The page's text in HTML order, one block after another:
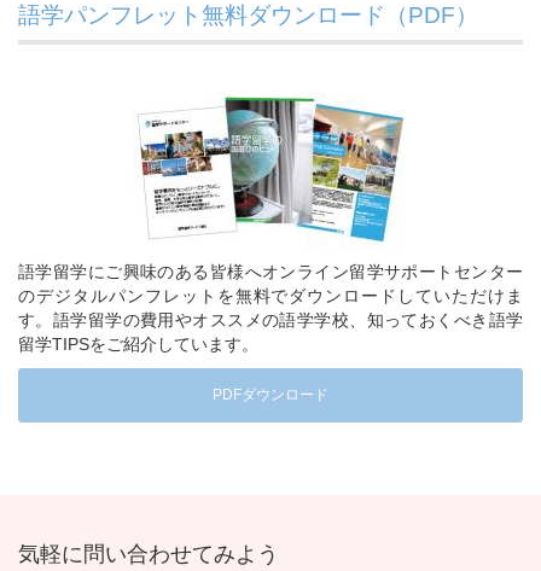
語学パンフレット無料ダウンロード（PDF）
語学留学にご興味のある皆様へオンライン留学サポートセンター
のデジタルパンフレットを無料でダウンロードしていただけま
す。語学留学の費用やオススメの語学学校、知っておくべき語学
留学TIPSをご紹介しています。
PDFダウンロード
気軽に問い合わせてみよう